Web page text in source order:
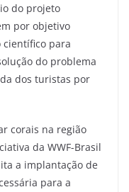
do projeto
por objetivo
para
do problema
dos turistas por
corais na região
da WWF-Brasil
a implantação de
para a